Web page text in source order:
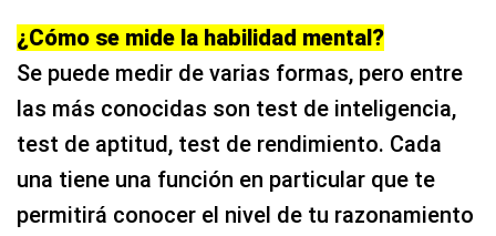
¿Cómo se mide la habilidad mental?
Se puede medir de varias formas, pero entre
las más conocidas son test de inteligencia,
test de aptitud, test de rendimiento. Cada
una tiene una función en particular que te
permitirá conocer el nivel de tu razonamiento